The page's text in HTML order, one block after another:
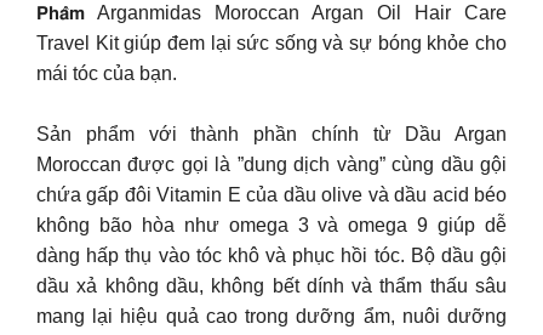
𝗣𝗵𝗮̂̉𝗺 Arganmidas Moroccan Argan Oil Hair Care
Travel Kit giúp đem lại sức sống và sự bóng khỏe cho
mái tóc của bạn.
Sản phẩm với thành phần chính từ Dầu Argan
Moroccan được gọi là ”dung dịch vàng” cùng dầu gội
chứa gấp đôi Vitamin E của dầu olive và dầu acid béo
không bão hòa như omega 3 và omega 9 giúp dễ
dàng hấp thụ vào tóc khô và phục hồi tóc. Bộ dầu gội
dầu xả không dầu, không bết dính và thẩm thấu sâu
mang lại hiệu quả cao trong dưỡng ẩm, nuôi dưỡng